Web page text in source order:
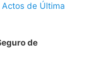
de Última
de